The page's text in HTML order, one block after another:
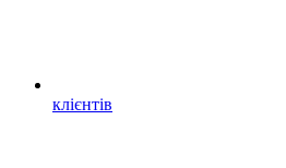
клієнтів